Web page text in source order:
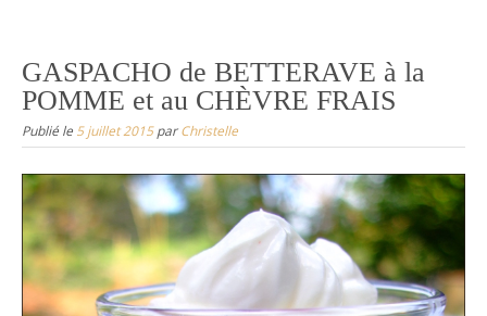
GASPACHO de BETTERAVE à la
POMME et au CHÈVRE FRAIS
Publié le 5 juillet 2015parChristelle